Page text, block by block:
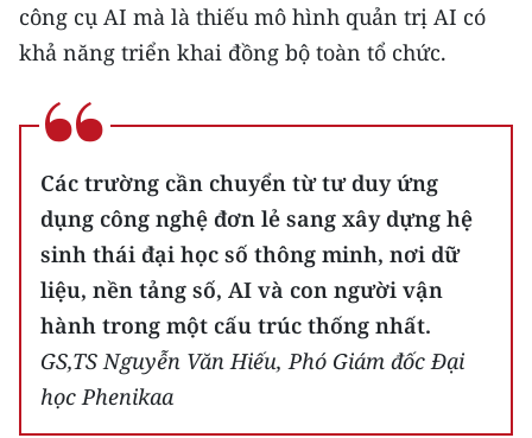
Media Thế giới
Media Giáo dục
Media Y tế
Media Khoa học - Công nghệ
Media Môi trường
Infographic
công cụ AI mà là thiếu mô hình quản trị AI có
khả năng triển khai đồng bộ toàn tổ chức.
Các trường cần chuyển từ tư duy ứng
dụng công nghệ đơn lẻ sang xây dựng hệ
sinh thái đại học số thông minh, nơi dữ
liệu, nền tảng số, AI và con người vận
hành trong một cấu trúc thống nhất.
GS,TS Nguyễn Văn Hiếu, Phó Giám đốc Đại
học Phenikaa